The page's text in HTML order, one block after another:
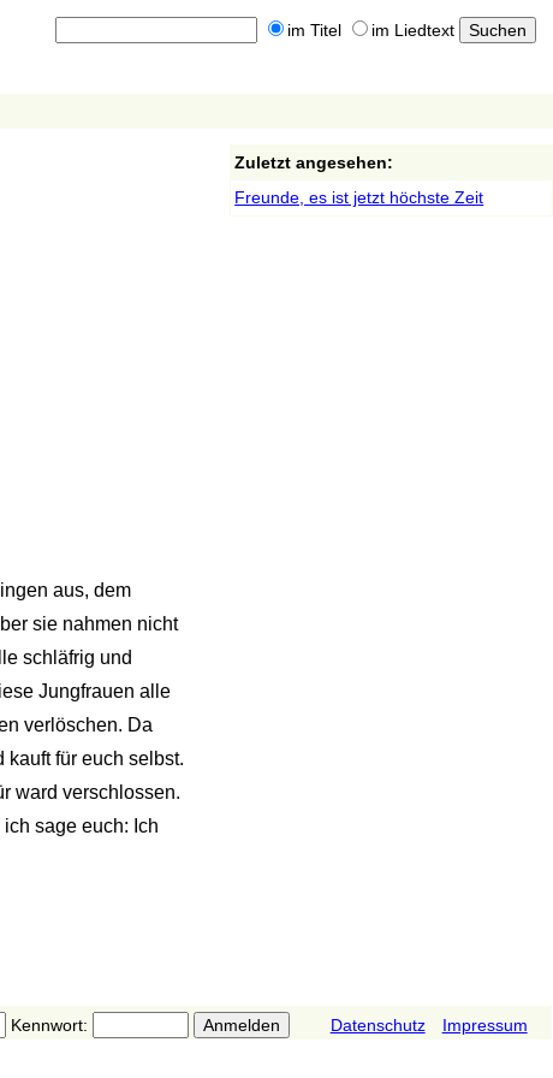
im Titel im Liedtext
aus, dem
sie nahmen nicht
schläfrig und
Jungfrauen alle
verlöschen. Da
für euch selbst.
ward verschlossen.
sage euch: Ich
Zuletzt angesehen:
Freunde, es ist jetzt höchste Zeit
Kennwort: Datenschutz Impressum